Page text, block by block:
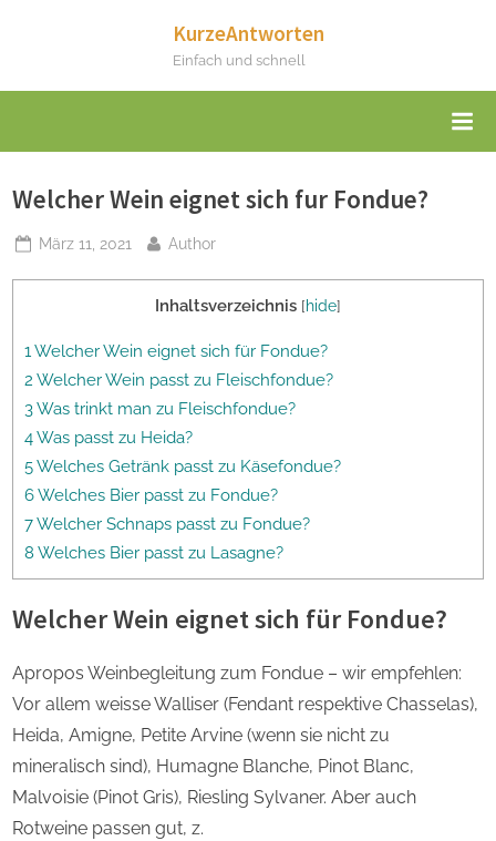
KurzeAntworten
Einfach und schnell
Welcher Wein eignet sich fur Fondue?
Posted
März 11, 2021 By
Author
Inhaltsverzeichnis [hide]
1 Welcher Wein eignet sich für Fondue?
2 Welcher Wein passt zu Fleischfondue?
3 Was trinkt man zu Fleischfondue?
4 Was passt zu Heida?
5 Welches Getränk passt zu Käsefondue?
6 Welches Bier passt zu Fondue?
7 Welcher Schnaps passt zu Fondue?
8 Welches Bier passt zu Lasagne?
Welcher Wein eignet sich für Fondue?
Apropos Weinbegleitung zum Fondue – wir empfehlen:
Vor allem weisse Walliser (Fendant respektive Chasselas),
Heida, Amigne, Petite Arvine (wenn sie nicht zu
mineralisch sind), Humagne Blanche, Pinot Blanc,
Malvoisie (Pinot Gris), Riesling Sylvaner. Aber auch
Rotweine passen gut, z.